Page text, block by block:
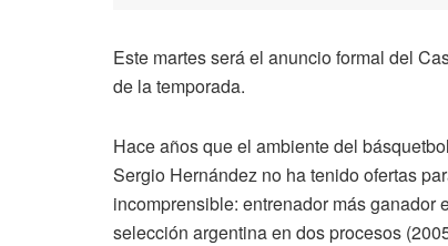
Este martes será el anuncio formal del
de la temporada.
Hace años que el ambiente del
Sergio Hernández no ha tenido ofertas
incomprensible: entrenador más
selección argentina en dos procesos